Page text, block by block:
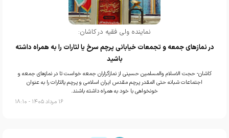
نماینده ولی فقیه در کاشان:
در نماز‌های جمعه و تجمعات خیابانی پرچم سرخ یا لثارات را به همراه داشته
باشید
کاشان- حجت الاسلام والمسلمین حسینی از نمازگزاران جمعه خواست تا در نماز‌های جمعه و
اجتماعات شبانه حتی المقدر پرچم مقدس ایران اسلامی و پرچم یالثارات را به عنوان
خونخواهی با خود به همراه داشته باشند.
۱۶ مرداد ۱۴۰۵ - ۱۸:۱۰